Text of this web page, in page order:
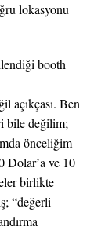
lokasyonu
booth
açıkçası. Ben
bile değilim;
önceliğim
Dolar’a ve 10
birlikte
“değerli